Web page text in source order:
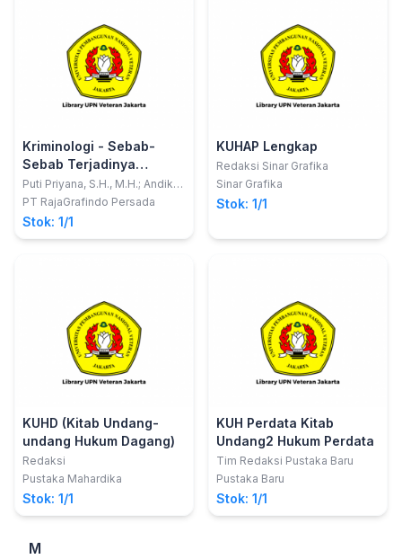
Kriminologi - Sebab-
Sebab Terjadinya
Kejahatan
Puti Priyana, S.H., M.H.; Andika
Dwi Yuliardi
PT RajaGrafindo Persada
Stok: 1/1
KUHAP Lengkap
Redaksi Sinar Grafika
Sinar Grafika
Stok: 1/1
KUHD (Kitab Undang-
undang Hukum Dagang)
Redaksi
Pustaka Mahardika
Stok: 1/1
KUH Perdata Kitab
Undang2 Hukum Perdata
Tim Redaksi Pustaka Baru
Pustaka Baru
Stok: 1/1
M